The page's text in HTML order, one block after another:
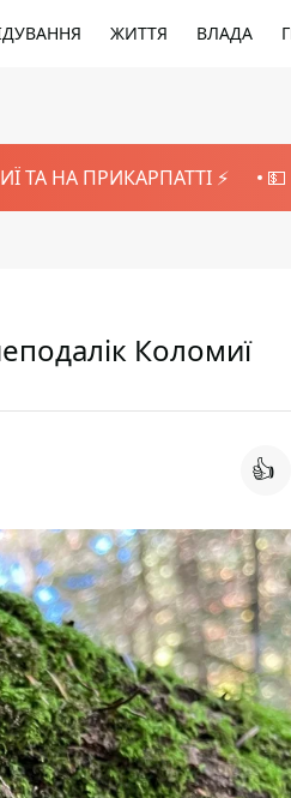
ЖИТТЯ ВЛАДА
ТА НА ПРИКАРПАТТІ ⚡️
Коломиї
👍